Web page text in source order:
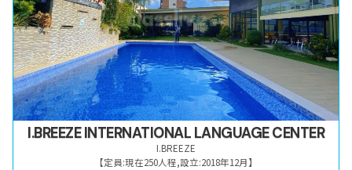
I.BREEZE INTERNATIONAL LANGUAGE CENTER
I.BREEZE
【定員:現在250人程,設立:2018年12月】